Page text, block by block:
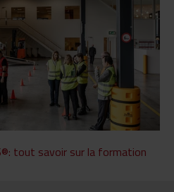
tout savoir sur la formation